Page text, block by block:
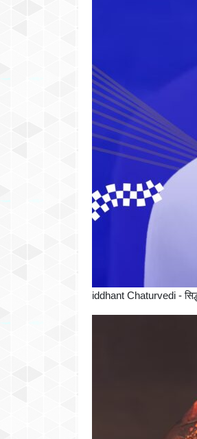
iddhant Chaturvedi -